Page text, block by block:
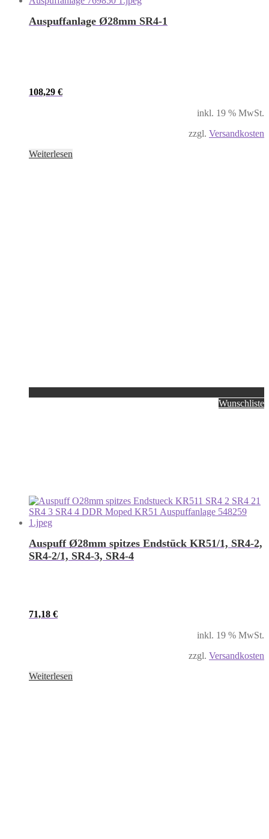
Auspuffanlage Ø28mm SR4-1
108,29 €
inkl. 19 % MwSt.
zzgl. Versandkosten
Weiterlesen
Wunschliste
Auspuff Ø28mm spitzes Endstück KR51/1, SR4-2,
SR4-2/1, SR4-3, SR4-4
71,18 €
inkl. 19 % MwSt.
zzgl. Versandkosten
Weiterlesen